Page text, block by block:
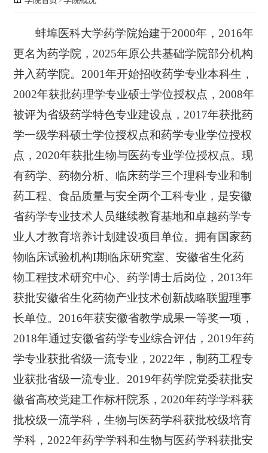
蚌埠医科大学药学院始建于2000年，2016年
更名为药学院，2025年原公共基础学院部分机构
并入药学院。2001年开始招收药学专业本科生，
2002年获批药理学专业硕士学位授权点，2008年
被评为省级药学特色专业建设点，2017年获批药
学一级学科硕士学位授权点和药学专业学位授权
点，2020年获批生物与医药专业学位授权点。现
有药学、药物分析、临床药学三个理科专业和制
药工程、食品质量与安全两个工科专业，是安徽
省药学专业技术人员继续教育基地和卓越药学专
业人才教育培养计划建设项目单位。拥有国家药
物临床试验机构I期临床研究室、安徽省生化药
物工程技术研究中心、药学博士后岗位，2013年
获批安徽省生化药物产业技术创新战略联盟理事
长单位。2016年获安徽省教学成果一等奖一项，
2018年通过安徽省药学专业综合评估，2019年药
学专业获批省级一流专业，2022年，制药工程专
业获批省级一流专业。2019年药学院党委获批安
徽省高校党建工作标杆院系，2020年药学学科获
批校级一流学科，生物与医药学科获批校级培育
学科，2022年药学学科和生物与医药学科获批安